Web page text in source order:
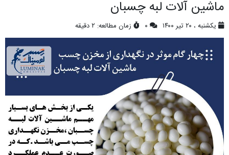
ماشین آلات لبه چسبان
یکشنبه ، ۲۰ تیر ۱۴۰۰ زمان مطالعه: ۲ دقیقه